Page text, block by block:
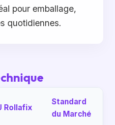
pour emballage,
quotidiennes.
Rollafix
Standard
du Marché